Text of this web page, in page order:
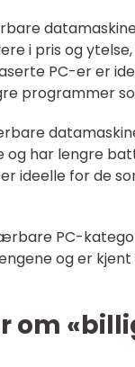
i pris og
PC-er er
programmer
og har lengre
ideelle for de
PC-
og er
om